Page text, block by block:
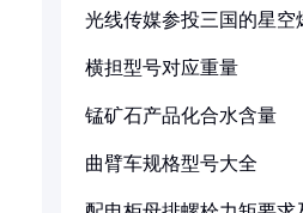
光线传媒参投三国的星空
横担型号对应重量
锰矿石产品化合水含量
曲臂车规格型号大全